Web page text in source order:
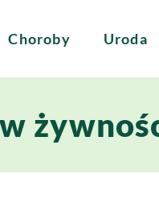
Choroby Uroda